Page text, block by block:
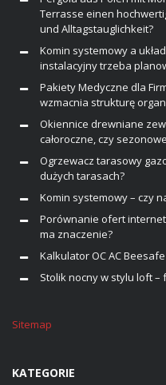
Terrasse einen
und Alltagstauglichkeit?
Komin systemowy a
instalacyjny trzeba
Pakiety Medyczne dla
wzmacnia strukturę
Okiennice drewniane
całoroczne, czy
Ogrzewacz tarasowy
dużych tarasach?
Komin systemowy – czy
Porównanie ofert
ma znaczenie?
Kalkulator OC AC
Stolik nocny w stylu loft
Sitemap
KATEGORIE